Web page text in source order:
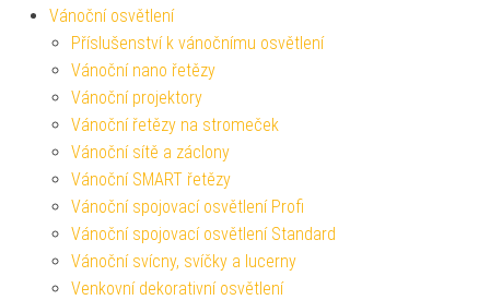
Vánoční osvětlení
Příslušenství k vánočnímu osvětlení
Vánoční nano řetězy
Vánoční projektory
Vánoční řetězy na stromeček
Vánoční sítě a záclony
Vánoční SMART řetězy
Vánoční spojovací osvětlení Profi
Vánoční spojovací osvětlení Standard
Vánoční svícny, svíčky a lucerny
Venkovní dekorativní osvětlení